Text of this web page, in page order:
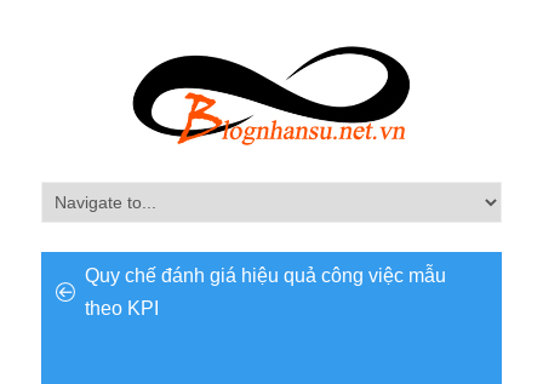
Quy chế đánh giá hiệu quả công việc mẫu
theo KPI